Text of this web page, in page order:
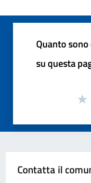
Quanto
su questa
Contatta il